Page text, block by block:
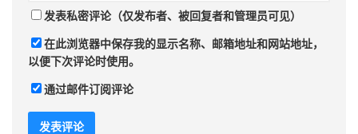
发表私密评论（仅发布者、被回复者和管理员可见）
在此浏览器中保存我的显示名称、邮箱地址和网站地址，
以便下次评论时使用。
通过邮件订阅评论